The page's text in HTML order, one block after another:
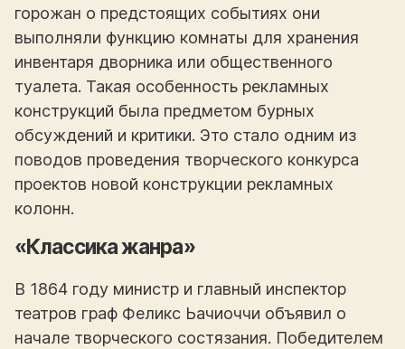
горожан о предстоящих событиях они
выполняли функцию комнаты для хранения
инвентаря дворника или общественного
туалета. Такая особенность рекламных
конструкций была предметом бурных
обсуждений и критики. Это стало одним из
поводов проведения творческого конкурса
проектов новой конструкции рекламных
колонн.
«Классика жанра»
В 1864 году министр и главный инспектор
театров граф Феликс Ьачиоччи объявил о
начале творческого состязания. Победителем